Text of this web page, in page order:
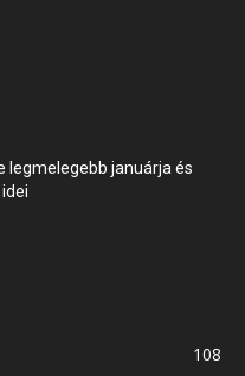
legmelegebb januárja és
108